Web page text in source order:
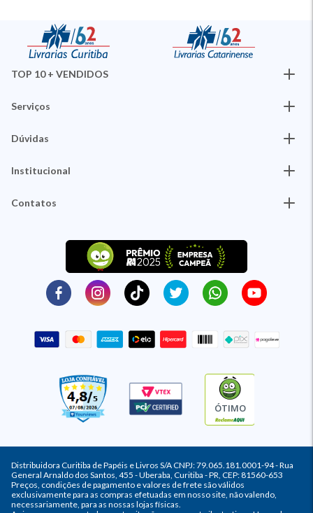
TOP 10 + VENDIDOS
Serviços
Dúvidas
Institucional
Contatos
ÓTIMO
Distribuidora Curitiba de Papéis e Livros S/A CNPJ: 79.065.181.0001-94 - Rua
General Arnaldo dos Santos, 455 - Uberaba, Curitiba - PR, CEP: 81560-653
Preços, condições de pagamento e valores de frete são válidos
exclusivamente para as compras efetuadas em nosso site, não valendo,
necessariamente, para as nossas lojas físicas.